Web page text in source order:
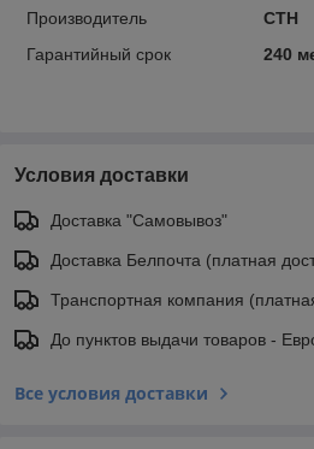
Производитель
СТН
Гарантийный срок
240
Условия доставки
Доставка "Самовывоз"
Доставка Белпочта (платная
Транспортная компания
До пунктов выдачи товаров -
Все условия доставки